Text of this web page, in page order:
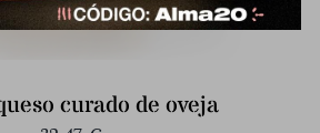
curado de oveja